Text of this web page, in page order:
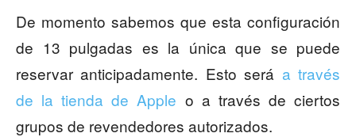
De momento sabemos que esta configuración
de 13 pulgadas es la única que se puede
reservar anticipadamente. Esto será a través
de la tienda de Apple o a través de ciertos
grupos de revendedores autorizados.